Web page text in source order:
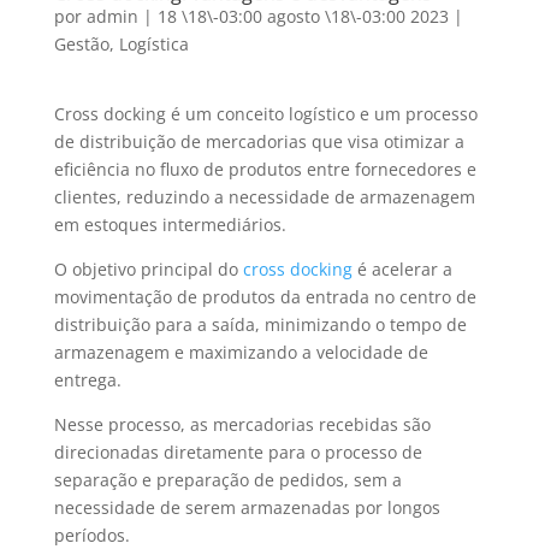
por admin | 18 \18\-03:00 agosto \18\-03:00 2023 |
Gestão, Logística
Cross docking é um conceito logístico e um processo
de distribuição de mercadorias que visa otimizar a
eficiência no fluxo de produtos entre fornecedores e
clientes, reduzindo a necessidade de armazenagem
em estoques intermediários.
O objetivo principal do cross dockingé acelerar a
movimentação de produtos da entrada no centro de
distribuição para a saída, minimizando o tempo de
armazenagem e maximizando a velocidade de
entrega.
Nesse processo, as mercadorias recebidas são
direcionadas diretamente para o processo de
separação e preparação de pedidos, sem a
necessidade de serem armazenadas por longos
períodos.